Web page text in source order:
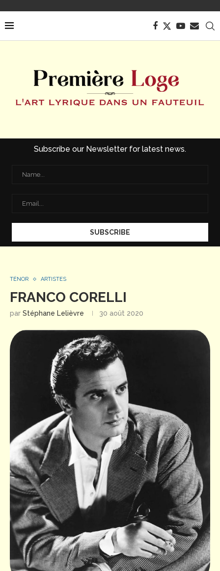
Subscribe our Newsletter for latest news.
TÉNOR ARTISTES
FRANCO CORELLI
par Stéphane Lelièvre 30 août 2020